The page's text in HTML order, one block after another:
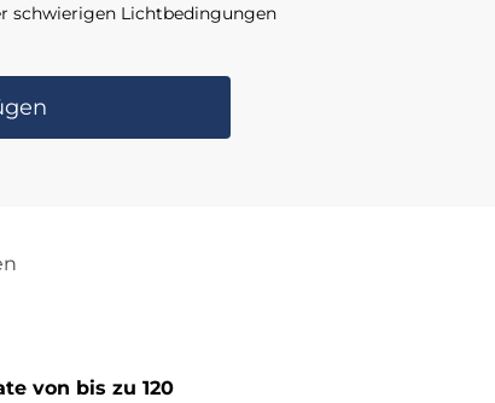
schwierigen Lichtbedingungen
von bis zu 120